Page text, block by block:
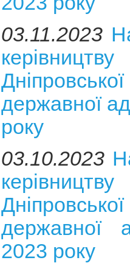
03.11.2023
державної
року
03.10.2023
державної
2023 року